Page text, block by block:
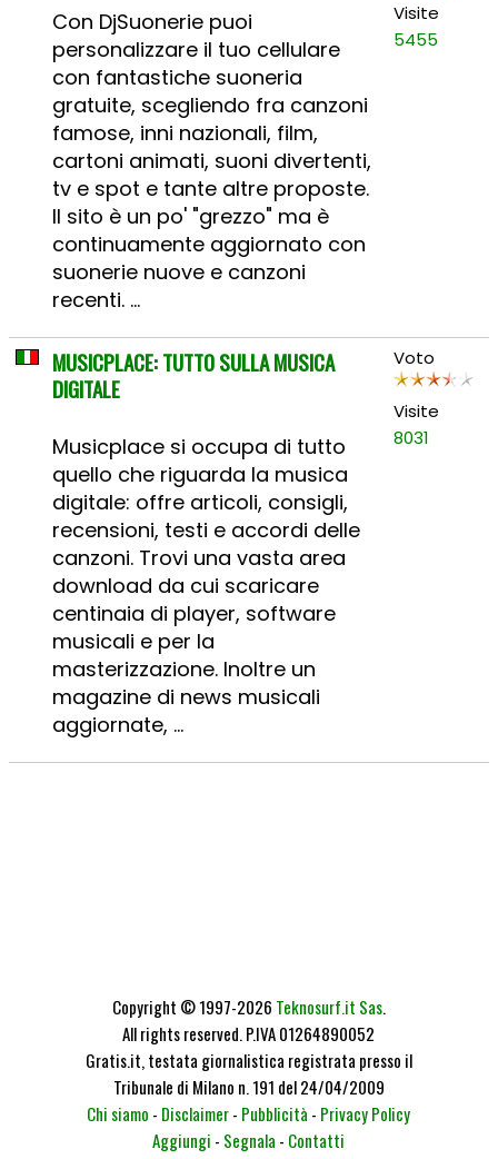
Con DjSuonerie puoi
personalizzare il tuo cellulare
con fantastiche suoneria
gratuite, scegliendo fra canzoni
famose, inni nazionali, film,
cartoni animati, suoni divertenti,
tv e spot e tante altre proposte.
Il sito è un po' "grezzo" ma è
continuamente aggiornato con
suonerie nuove e canzoni
recenti. ...
Visite
5455
MUSICPLACE: TUTTO SULLA MUSICA
DIGITALE
Musicplace si occupa di tutto
quello che riguarda la musica
digitale: offre articoli, consigli,
recensioni, testi e accordi delle
canzoni. Trovi una vasta area
download da cui scaricare
centinaia di player, software
musicali e per la
masterizzazione. Inoltre un
magazine di news musicali
aggiornate, ...
Voto
Visite
8031
Copyright © 1997-2026 Teknosurf.it Sas.
All rights reserved. P.IVA 01264890052
Gratis.it, testata giornalistica registrata presso il
Tribunale di Milano n. 191 del 24/04/2009
Chi siamo - Disclaimer- Pubblicità - Privacy Policy
Aggiungi - Segnala - Contatti